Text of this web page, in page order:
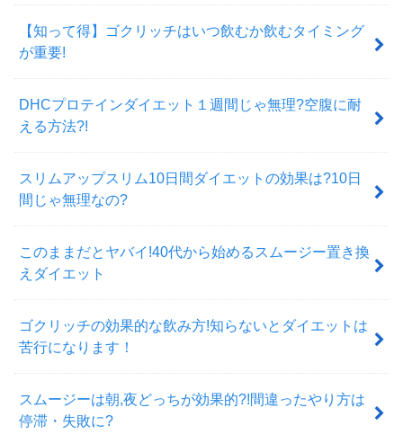
【知って得】ゴクリッチはいつ飲むか飲むタイミング
が重要!
DHCプロテインダイエット１週間じゃ無理?空腹に耐
える方法?!
スリムアップスリム10日間ダイエットの効果は?10日
間じゃ無理なの?
このままだとヤバイ!40代から始めるスムージー置き換
えダイエット
ゴクリッチの効果的な飲み方!知らないとダイエットは
苦行になります！
スムージーは朝,夜どっちが効果的?!間違ったやり方は
停滞・失敗に?